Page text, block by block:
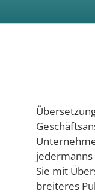
Sie mit
breiteres